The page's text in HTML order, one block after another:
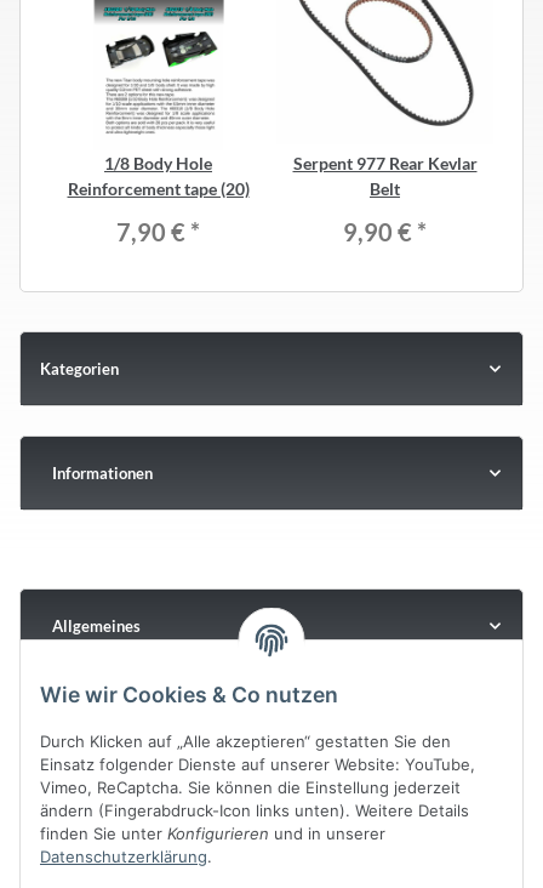
1/8 Body Hole
Reinforcement tape (20)
7,90 € *
Serpent 977 Rear Kevlar
Belt
9,90 € *
Kategorien
Informationen
Allgemeines
Wie wir Cookies & Co nutzen
Durch Klicken auf „Alle akzeptieren“ gestatten Sie den
Einsatz folgender Dienste auf unserer Website: YouTube,
Vimeo, ReCaptcha. Sie können die Einstellung jederzeit
ändern (Fingerabdruck-Icon links unten). Weitere Details
finden Sie unter Konfigurieren und in unserer
Datenschutzerklärung.